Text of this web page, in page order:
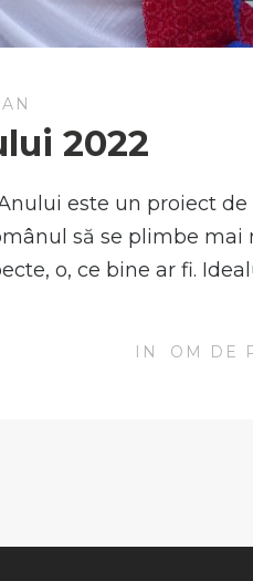
2022
este un proiect de
să se plimbe mai
o, ce bine ar fi.
IN OM DE